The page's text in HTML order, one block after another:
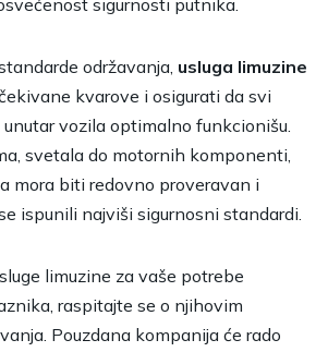
sigurnosti putnika.
održavanja, usluga limuzine
kvarove i osigurati da svi
vozila optimalno funkcionišu.
svetala do motornih komponenti,
mora biti redovno proveravan i
ispunili najviši sigurnosni standardi.
limuzine za vaše potrebe
raspitajte se o njihovim
Pouzdana kompanija će rado